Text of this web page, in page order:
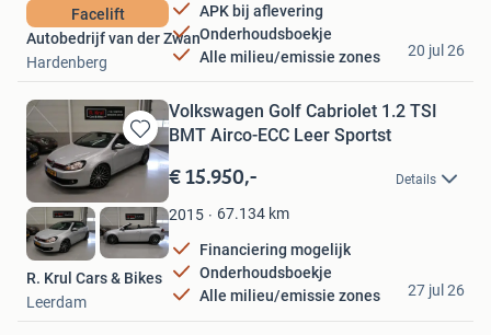
Facelift
APK bij aflevering
Onderhoudsboekje
Alle milieu/emissie zones
Autobedrijf van der Zwan
Hardenberg
20 jul 26
Bewaren
in
Mijn
Favorieten
Volkswagen Golf Cabriolet 1.2 TSI
BMT Airco-ECC Leer Sportst
€ 15.950,- Details
2015 67.134 km
Financiering mogelijk
Onderhoudsboekje
Alle milieu/emissie zones
R. Krul Cars & Bikes
Leerdam
27 jul 26